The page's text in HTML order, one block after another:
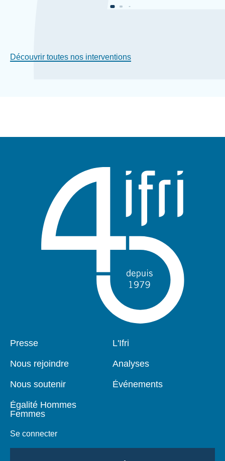
Découvrir toutes nos interventions
Pied
page
Presse
Nous rejoindre
Nous soutenir
Égalité Hommes
Femmes
Se connecter
Navigation
L'Ifri
Analyses
Événements